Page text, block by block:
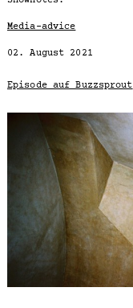
Media-advice
02. August 2021
Episode auf Buzzsprout